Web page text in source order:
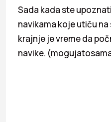
Sada kada ste
navikama koje utiču
krajnje je vreme da
navike.